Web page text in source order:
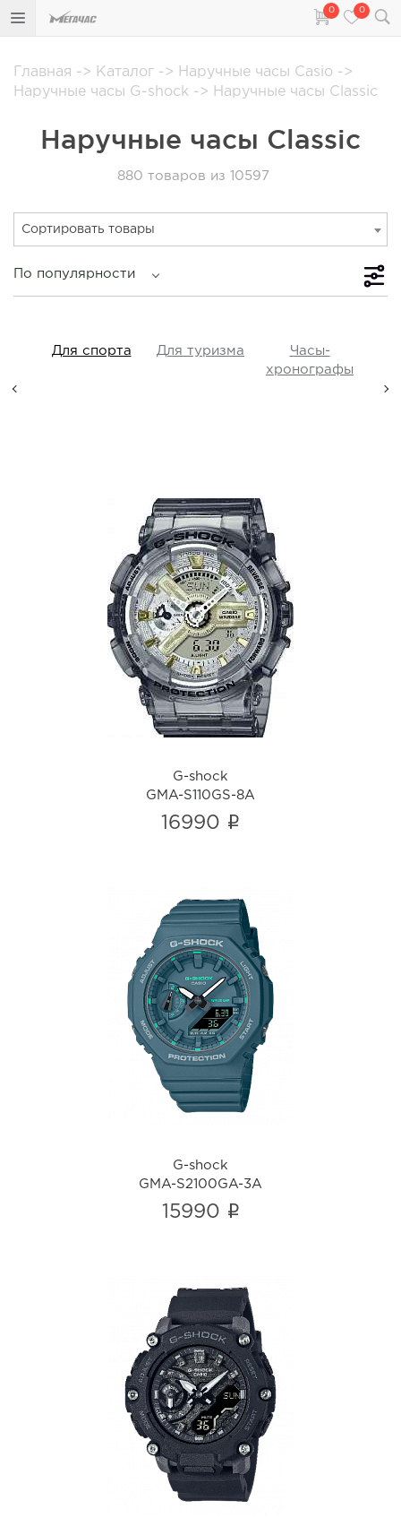
0 0
Главная -> Каталог -> Наручные часы Casio ->
Наручные часы G-shock -> Наручные часы Classic
Наручные часы Classic
880 товаров из 10597
Сортировать товары
По популярности
Для спорта Для туризма
Часы-
хронографы
G-shock
GMA-S110GS-8A
i
G-shock
GMA-S110GS-8A
16990 i
G-shock
GMA-S2100GA-3A
i
G-shock
GMA-S2100GA-3A
15990 i
G-shock
GMA-S2200-1A
i